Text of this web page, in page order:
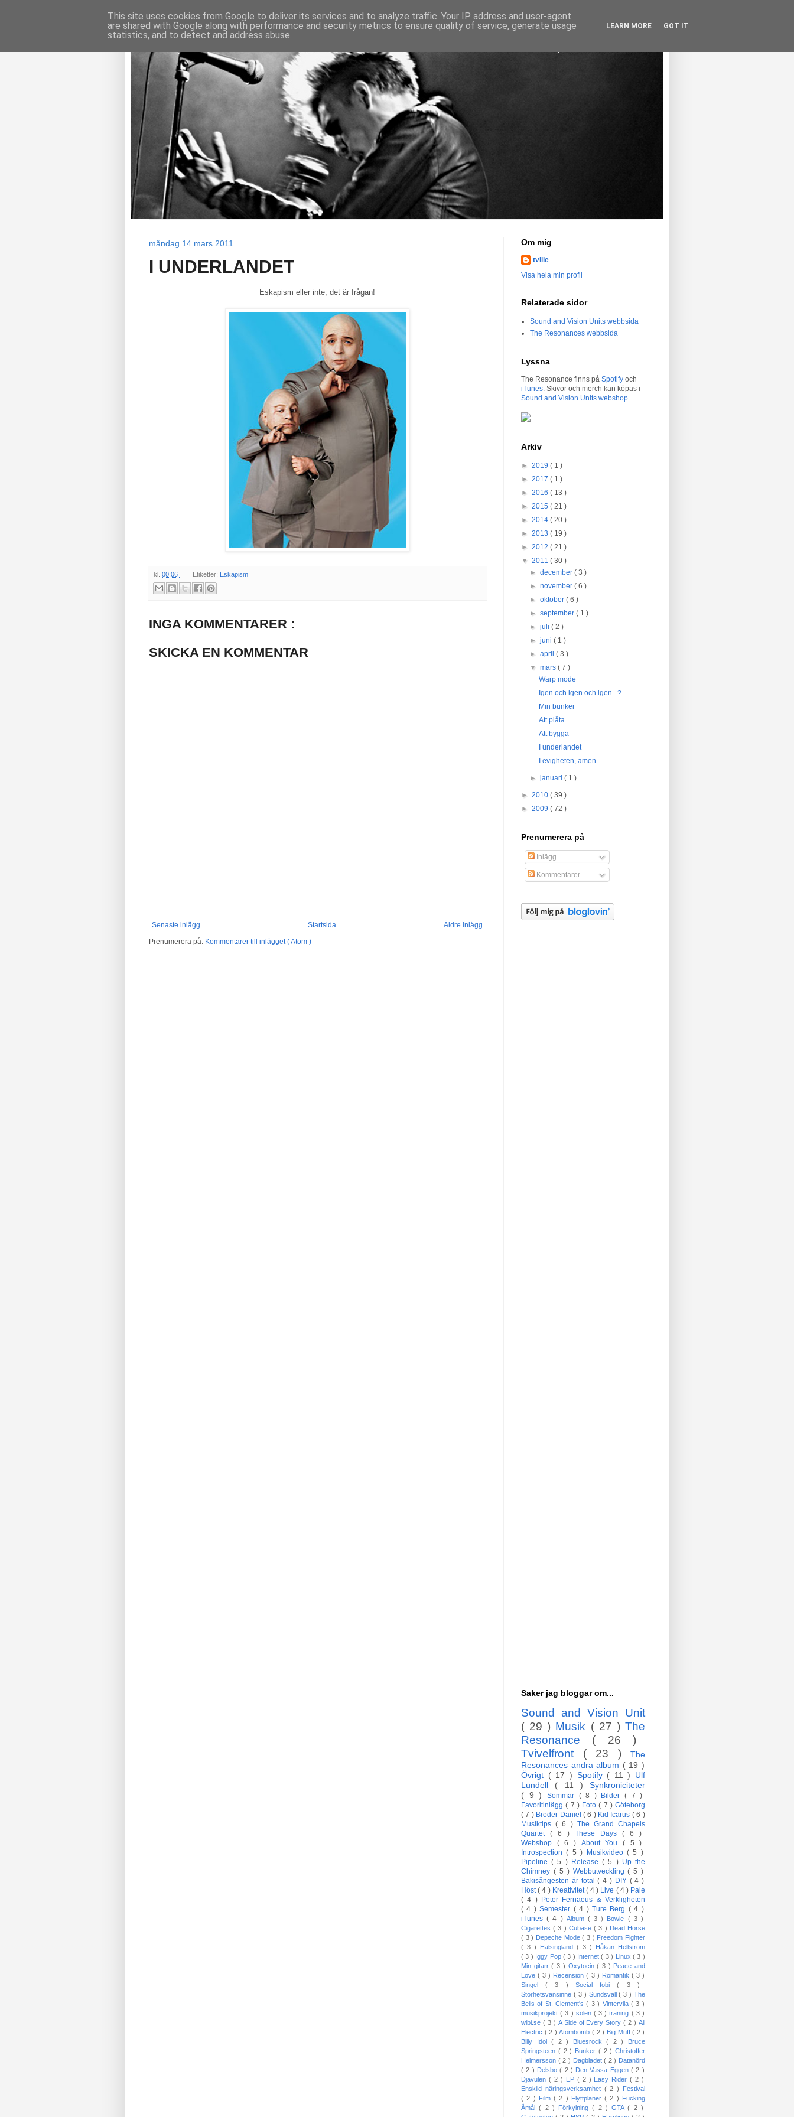
måndag 14 mars 2011
I UNDERLANDET
Eskapism eller inte, det är frågan!
kl. 00:06 Etiketter: Eskapism
INGA KOMMENTARER :
SKICKA EN KOMMENTAR
Senaste inlägg Äldre inlägg
Startsida
Prenumerera på: Kommentarer till inlägget ( Atom )
Om mig
tville
Visa hela min profil
Relaterade sidor
Sound and Vision Units webbsida
The Resonances webbsida
Lyssna
The Resonance finns på Spotify och
iTunes. Skivor och merch kan köpas i
Sound and Vision Units webshop.
Arkiv
► 2019 ( 1 )
► 2017 ( 1 )
► 2016 ( 13 )
► 2015 ( 21 )
► 2014 ( 20 )
► 2013 ( 19 )
► 2012 ( 21 )
▼ 2011 ( 30 )
►december( 3 )
►november( 6 )
►oktober( 6 )
►september( 1 )
►juli( 2 )
►juni( 1 )
►april( 3 )
▼mars( 7 )
Warp mode
Igen och igen och igen...?
Min bunker
Att plåta
Att bygga
I underlandet
I evigheten, amen
►januari( 1 )
► 2010 ( 39 )
► 2009 ( 72 )
Prenumerera på
Inlägg
Kommentarer
Saker jag bloggar om...
Sound and Vision Unit
( 29 ) Musik ( 27 )The
Resonance ( 26 )
Tvivelfront ( 23 )
The
Resonances andra album ( 19 )
Övrigt ( 17 ) Spotify ( 11 ) Ulf
Lundell ( 11 ) Synkroniciteter
( 9 ) Sommar ( 8 ) Bilder( 7 )
Favoritinlägg( 7 ) Foto( 7 ) Göteborg
( 7 ) Broder Daniel ( 6 ) Kid Icarus ( 6 )
Musiktips( 6 ) The Grand Chapels
Quartet ( 6 ) These Days ( 6 )
Webshop ( 6 ) About You( 5 )
Introspection( 5 ) Musikvideo ( 5 )
Pipeline( 5 ) Release( 5 ) Up the
Chimney ( 5 ) Webbutveckling( 5 )
Bakisångesten är total( 4 ) DIY ( 4 )
Höst( 4 ) Kreativitet( 4 ) Live ( 4 ) Pale
( 4 ) Peter Fernaeus & Verkligheten
( 4 )Semester ( 4 ) Ture Berg ( 4 )
iTunes( 4 ) Album ( 3 ) Bowie ( 3 )
Cigarettes( 3 ) Cubase( 3 ) Dead Horse
( 3 ) Depeche Mode( 3 ) Freedom Fighter
( 3 ) Hälsingland ( 3 ) Håkan Hellström
( 3 ) Iggy Pop ( 3 ) Internet( 3 ) Linux ( 3 )
Min gitarr( 3 ) Oxytocin( 3 ) Peace and
Love( 3 ) Recension( 3 ) Romantik ( 3 )
Singel( 3 ) Social fobi( 3 )
Storhetsvansinne ( 3 ) Sundsvall( 3 ) The
Bells of St. Clement's( 3 ) Vintervila ( 3 )
musikprojekt( 3 ) solen ( 3 )träning ( 3 )
wibi.se ( 3 ) A Side of Every Story( 2 )All
Electric ( 2 )Atombomb( 2 ) Big Muff( 2 )
Billy Idol( 2 ) Bluesrock( 2 ) Bruce
Springsteen ( 2 ) Bunker ( 2 ) Christoffer
Helmersson ( 2 ) Dagbladet( 2 ) Datanörd
( 2 ) Delsbo( 2 ) Den Vassa Eggen( 2 )
Djävulen ( 2 ) EP ( 2 ) Easy Rider( 2 )
Enskild näringsverksamhet ( 2 ) Festival
( 2 ) Film( 2 ) Flyttplaner( 2 ) Fucking
Åmål( 2 ) Förkylning( 2 ) GTA( 2 )
This site uses cookies from Google to deliver its services and to analyze traffic. Your IP address and user-agent
are shared with Google along with performance and security metrics to ensure quality of service, generate usage
statistics, and to detect and address abuse.
LEARN MORE GOT IT